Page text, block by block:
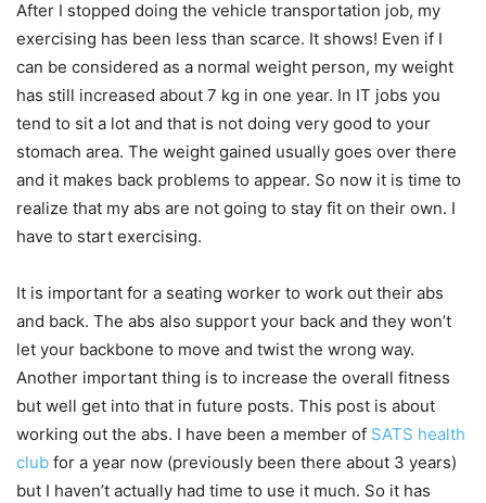
After I stopped doing the vehicle transportation job, my
exercising has been less than scarce. It shows! Even if I
can be considered as a normal weight person, my weight
has still increased about 7 kg in one year. In IT jobs you
tend to sit a lot and that is not doing very good to your
stomach area. The weight gained usually goes over there
and it makes back problems to appear. So now it is time to
realize that my abs are not going to stay fit on their own. I
have to start exercising.
It is important for a seating worker to work out their abs
and back. The abs also support your back and they won’t
let your backbone to move and twist the wrong way.
Another important thing is to increase the overall fitness
but well get into that in future posts. This post is about
working out the abs. I have been a member of SATS health
club for a year now (previously been there about 3 years)
but I haven’t actually had time to use it much. So it has